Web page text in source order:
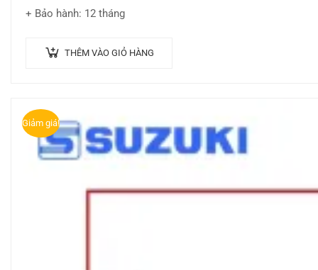
+ Bảo hành: 12 tháng
THÊM VÀO GIỎ HÀNG
Giảm giá!